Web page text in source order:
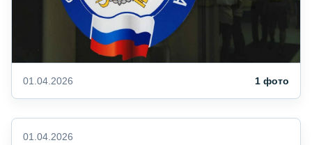
01.04.2026 1 фото
01.04.2026